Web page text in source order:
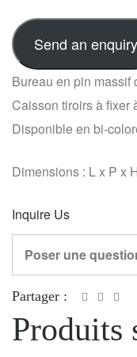
Send an enquiry
Bureau en pin massif
Caisson tiroirs à fixer
Disponible en bi-
Dimensions : L x P x
Inquire Us
Poser une
Partager :
Produits